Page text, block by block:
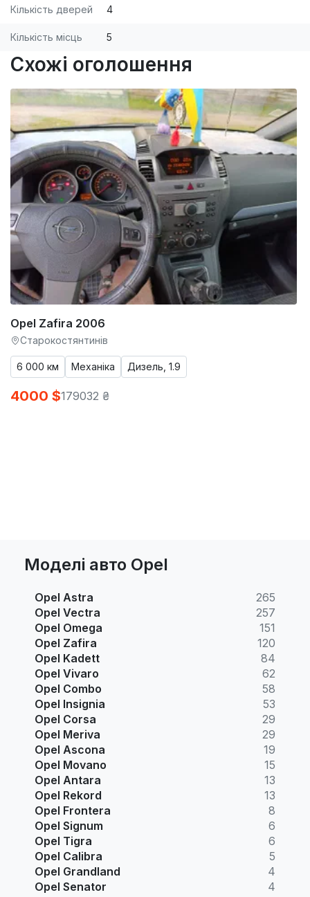
Кількість дверей 4
Кількість місць 5
Схожі оголошення
Opel Zafira 2006
Старокостянтинів
6 000 км Механіка Дизель, 1.9
4000 $179032 ₴
Моделі авто Opel
Opel Astra
265
Opel Vectra
257
Opel Omega
151
Opel Zafira
120
Opel Kadett
84
Opel Vivaro
62
Opel Combo
58
Opel Insignia
53
Opel Corsa
29
Opel Meriva
29
Opel Ascona
19
Opel Movano
15
Opel Antara
13
Opel Rekord
13
Opel Frontera
8
Opel Signum
6
Opel Tigra
6
Opel Calibra
5
Opel Grandland
4
Opel Senator
4